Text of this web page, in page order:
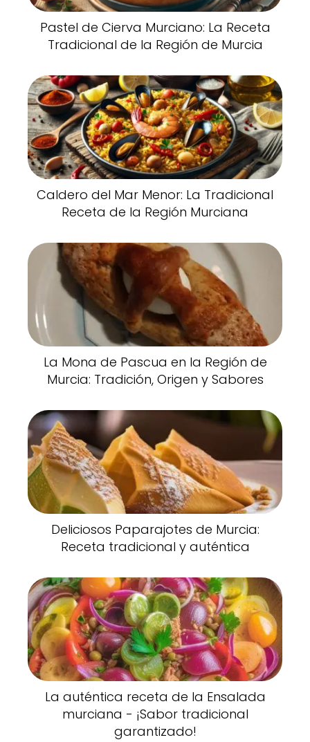
Pastel de Cierva Murciano: La Receta
Tradicional de la Región de Murcia
Caldero del Mar Menor: La Tradicional
Receta de la Región Murciana
La Mona de Pascua en la Región de
Murcia: Tradición, Origen y Sabores
Deliciosos Paparajotes de Murcia:
Receta tradicional y auténtica
La auténtica receta de la Ensalada
murciana - ¡Sabor tradicional
garantizado!